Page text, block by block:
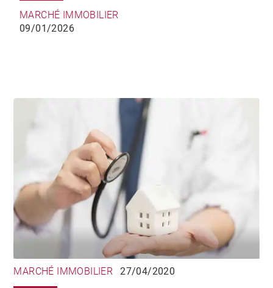
MARCHÉ IMMOBILIER
09/01/2026
MARCHÉ IMMOBILIER 27/04/2020